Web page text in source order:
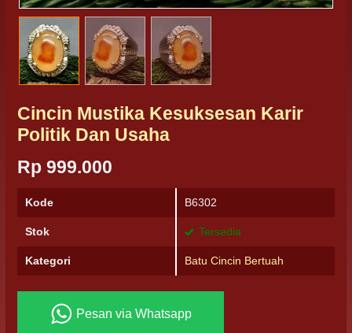
Cincin Mustika Kesuksesan Karir
Politik Dan Usaha
Rp 999.000
Kode B6302
Stok Tersedia
Kategori Batu Cincin Bertuah
Pesan via Whatsapp